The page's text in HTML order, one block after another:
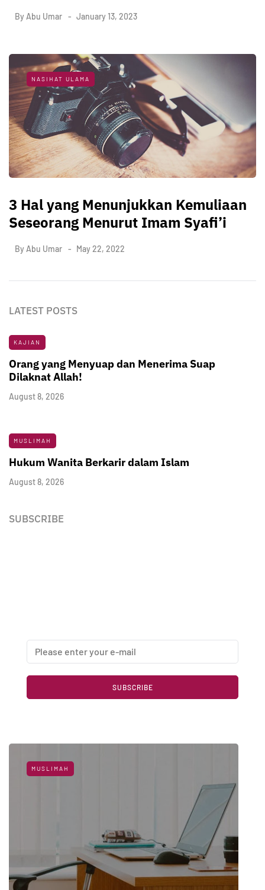
By Abu Umar January 13, 2023
NASIHAT ULAMA
3 Hal yang Menunjukkan Kemuliaan
Seseorang Menurut Imam Syafi’i
By Abu Umar May 22, 2022
MUSLIMAH
LATEST POSTS
KAJIAN
Orang yang Menyuap dan Menerima Suap
Dilaknat Allah!
August 8, 2026
MUSLIMAH
Hukum Wanita Berkarir dalam Islam
August 8, 2026
SUBSCRIBE
SUBSCRIBE